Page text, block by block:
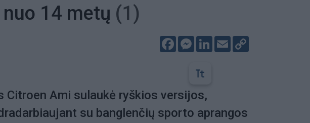
14 metų (1)
FacebookMessenger
LinkedIn
Email
Citroen Ami sulaukė ryškios versijos,
su banglenčių sporto aprangos